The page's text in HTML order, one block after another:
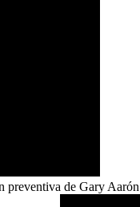
de Gary